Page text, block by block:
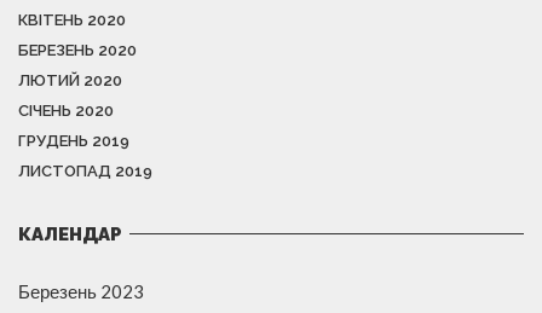
КВІТЕНЬ 2020
БЕРЕЗЕНЬ 2020
ЛЮТИЙ 2020
СІЧЕНЬ 2020
ГРУДЕНЬ 2019
ЛИСТОПАД 2019
КАЛЕНДАР
Березень 2023